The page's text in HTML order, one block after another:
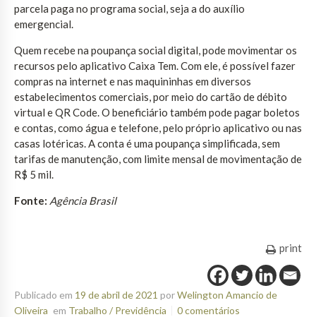
parcela paga no programa social, seja a do auxílio
emergencial.
Quem recebe na poupança social digital, pode movimentar os
recursos pelo aplicativo Caixa Tem. Com ele, é possível fazer
compras na internet e nas maquininhas em diversos
estabelecimentos comerciais, por meio do cartão de débito
virtual e QR Code. O beneficiário também pode pagar boletos
e contas, como água e telefone, pelo próprio aplicativo ou nas
casas lotéricas. A conta é uma poupança simplificada, sem
tarifas de manutenção, com limite mensal de movimentação de
R$ 5 mil.
Fonte: Agência Brasil
print
Publicado em 19 de abril de 2021 porWelington Amancio de
Oliveira em Trabalho / Previdência 0 comentários